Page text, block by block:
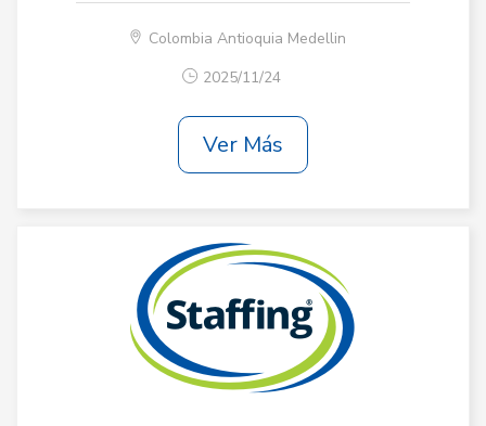
Colombia Antioquia Medellin
2025/11/24
Ver Más